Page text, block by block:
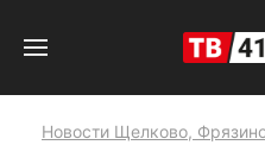
Новости Щелково,